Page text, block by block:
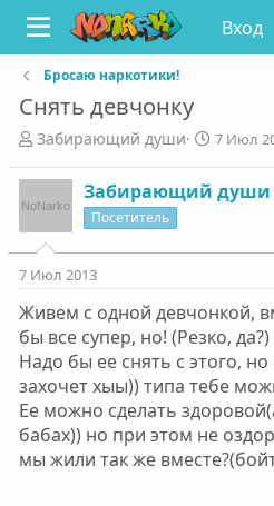
Вход
Бросаю наркотики!
Снять девчонку
А
т
о
т
м
ы
Забирающий души
Д
а
л
7 Июл
Забирающий души
Посетитель
7 Июл 2013
Живем с одной девчонкой,
бы все супер, но! (Резко, да?)
Надо бы ее снять с этого,
захочет хыы)) типа тебе
Ее можно сделать
бабах)) но при этом не
мы жили так же